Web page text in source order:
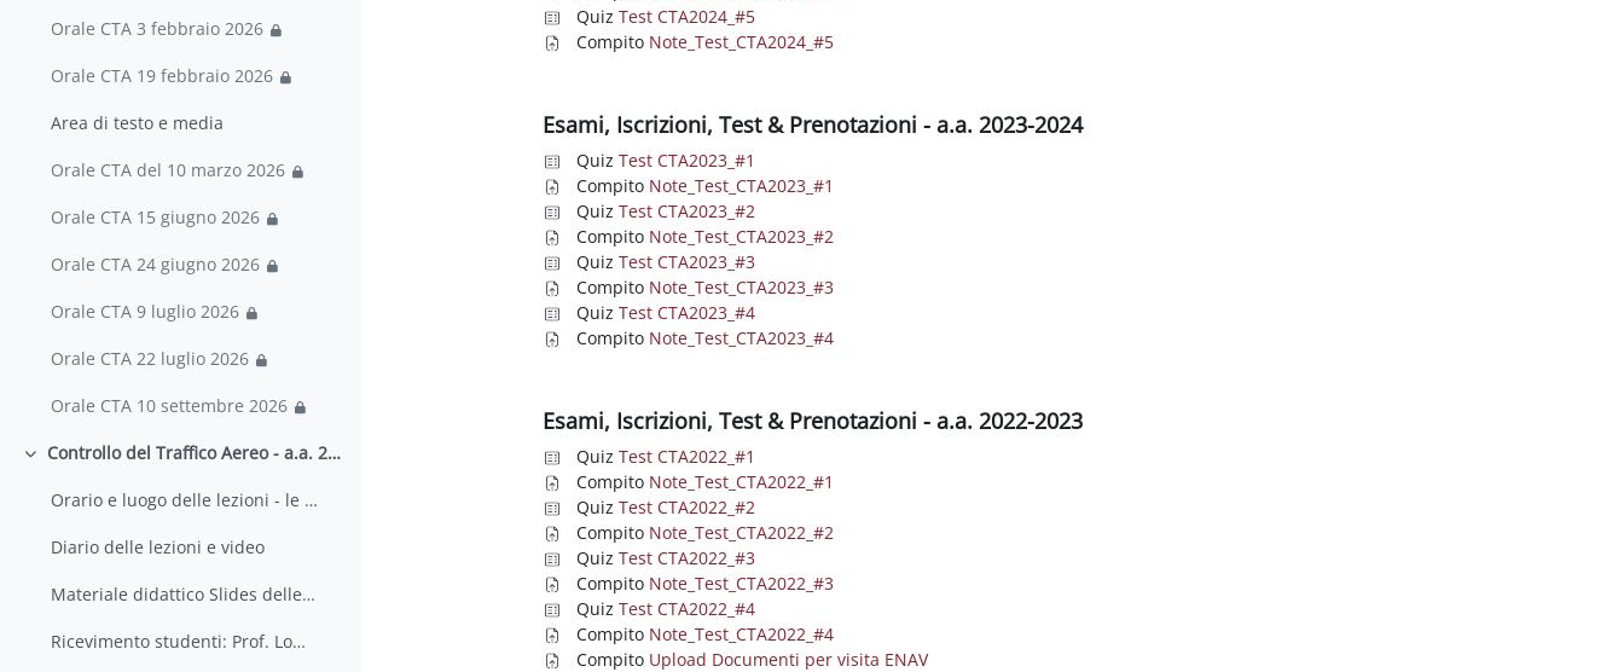
Orale CTA 3 febbraio 2026
Orale CTA 19 febbraio 2026
Area di testo e media
Orale CTA del 10 marzo 2026
Orale CTA 15 giugno 2026
Orale CTA 24 giugno 2026
Orale CTA 9 luglio 2026
Orale CTA 22 luglio 2026
Orale CTA 10 settembre 2026
Minimizza Controllo del Traffico Aereo - a.a. 2024-2025
Orario e luogo delle lezioni - le lezioni si te... (copia) (copia)
Diario delle lezioni e video
Materiale didattico Slides delle lezioni (PDF), re...
Ricevimento studenti: Prof. Lombardo: Onl... (copia) (copia)
QuizTest CTA2024_#5
Compito Note_Test_CTA2024_#5
Esami, Iscrizioni, Test & Prenotazioni - a.a. 2023-2024
QuizTest CTA2023_#1
Compito Note_Test_CTA2023_#1
QuizTest CTA2023_#2
Compito Note_Test_CTA2023_#2
QuizTest CTA2023_#3
Compito Note_Test_CTA2023_#3
QuizTest CTA2023_#4
Compito Note_Test_CTA2023_#4
Esami, Iscrizioni, Test & Prenotazioni - a.a. 2022-2023
QuizTest CTA2022_#1
Compito Note_Test_CTA2022_#1
QuizTest CTA2022_#2
Compito Note_Test_CTA2022_#2
QuizTest CTA2022_#3
Compito Note_Test_CTA2022_#3
QuizTest CTA2022_#4
Compito Note_Test_CTA2022_#4
Compito Upload Documenti per visita ENAV